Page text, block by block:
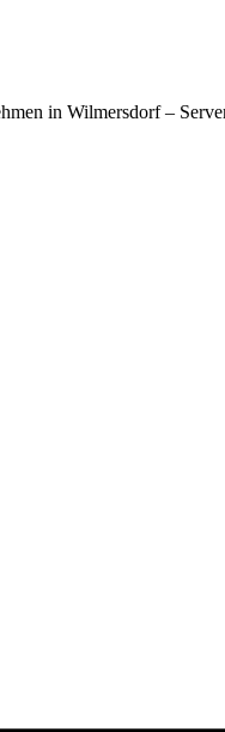
in Wilmersdorf –